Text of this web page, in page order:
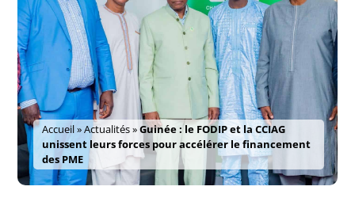
Accueil»Actualités»Guinée : le FODIP et la CCIAG
unissent leurs forces pour accélérer le financement
des PME